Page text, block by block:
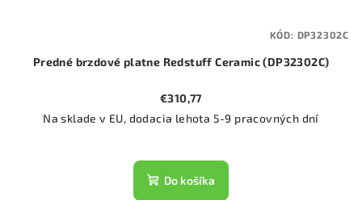
Predné brzdové platne Redstuff Ceramic (DP32302C)
€310,77
Na sklade v EU, dodacia lehota 5-9 pracovných dní
Do košíka
KÓD: DP32302C